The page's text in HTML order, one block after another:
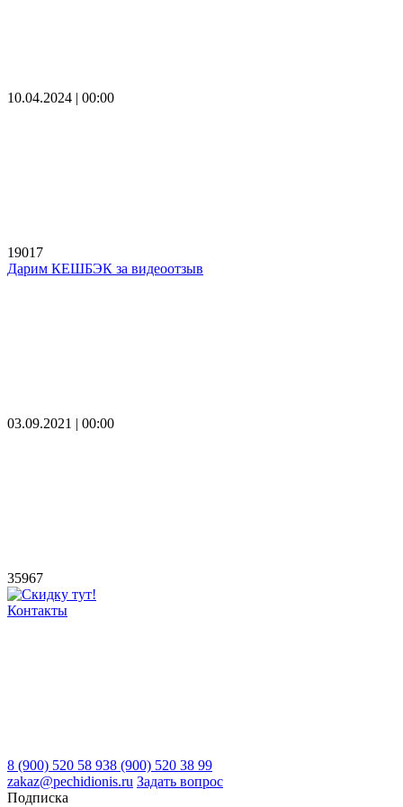
10.04.2024 | 00:00
19017
Дарим КЕШБЭК за видеоотзыв
03.09.2021 | 00:00
35967
Контакты
8 (900) 520 58 938 (900) 520 38 99
zakaz@pechidionis.ru Задать вопрос
Подписка